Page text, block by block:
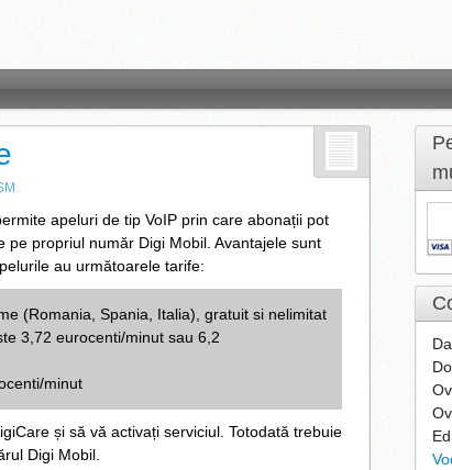
apeluri de tip VoIP prin care abonații pot
propriul număr Digi Mobil. Avantajele sunt
au următoarele tarife:
(Romania, Spania, Italia), gratuit si nelimitat
3,72 eurocenti/minut sau 6,2
minut
și să vă activați serviciul. Totodată trebuie
Digi Mobil.